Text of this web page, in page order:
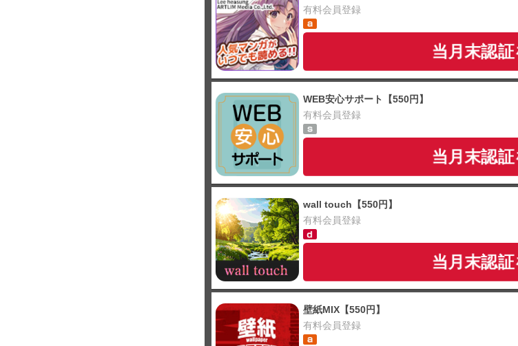
有料会員登録
当月末認証
WEB安心サポート【550円】
有料会員登録
当月末認証
wall touch【550円】
有料会員登録
当月末認証
壁紙MIX【550円】
有料会員登録